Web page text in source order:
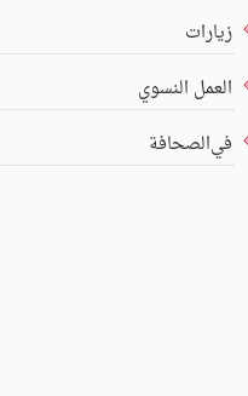
زيارات
العمل النسوي
في‌الصحافة